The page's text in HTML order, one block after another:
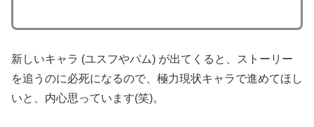
新しいキャラ (ユスフやパム) が出てくると、ストーリー
を追うのに必死になるので、極力現状キャラで進めてほし
いと、内心思っています(笑)。